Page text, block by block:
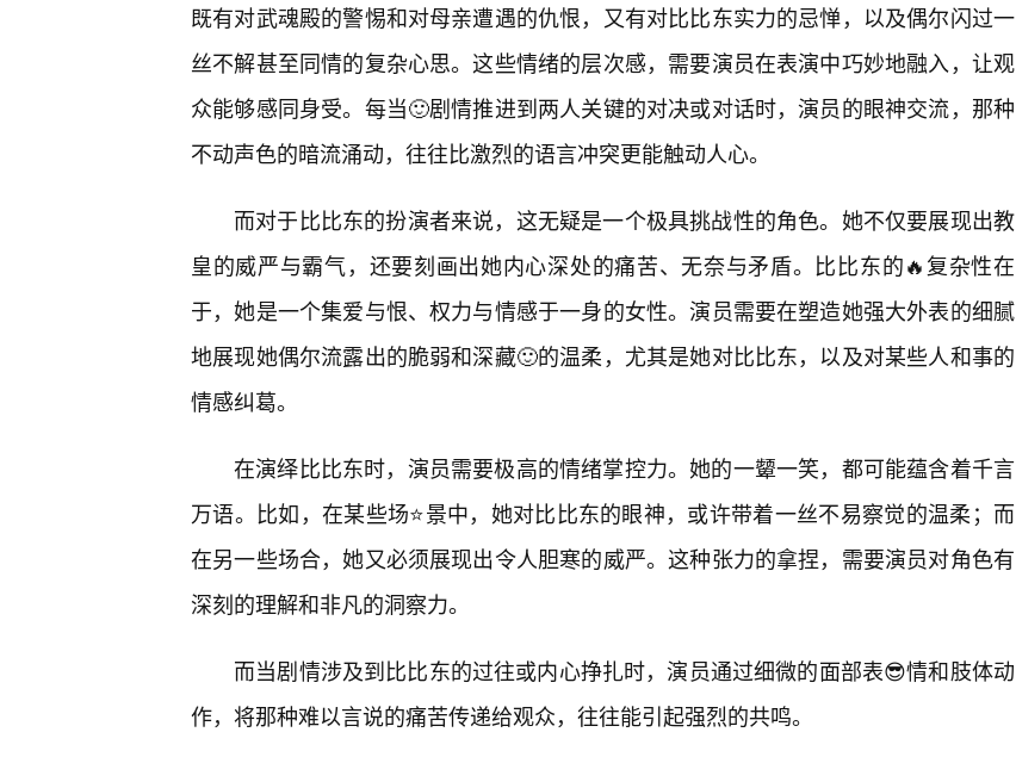
既有对武魂殿的警惕和对母亲遭遇的仇恨，又有对比比东实力的忌惮，以及偶尔闪过一
丝不解甚至同情的复杂心思。这些情绪的层次感，需要演员在表演中巧妙地融入，让观
众能够感同身受。每当🙂剧情推进到两人关键的对决或对话时，演员的眼神交流，那种
不动声色的暗流涌动，往往比激烈的语言冲突更能触动人心。
而对于比比东的扮演者来说，这无疑是一个极具挑战性的角色。她不仅要展现出教
皇的威严与霸气，还要刻画出她内心深处的痛苦、无奈与矛盾。比比东的🔥复杂性在
于，她是一个集爱与恨、权力与情感于一身的女性。演员需要在塑造她强大外表的细腻
地展现她偶尔流露出的脆弱和深藏🙂的温柔，尤其是她对比比东，以及对某些人和事的
情感纠葛。
在演绎比比东时，演员需要极高的情绪掌控力。她的一颦一笑，都可能蕴含着千言
万语。比如，在某些场⭐景中，她对比比东的眼神，或许带着一丝不易察觉的温柔；而
在另一些场合，她又必须展现出令人胆寒的威严。这种张力的拿捏，需要演员对角色有
深刻的理解和非凡的洞察力。
而当剧情涉及到比比东的过往或内心挣扎时，演员通过细微的面部表😎情和肢体动
作，将那种难以言说的痛苦传递给观众，往往能引起强烈的共鸣。